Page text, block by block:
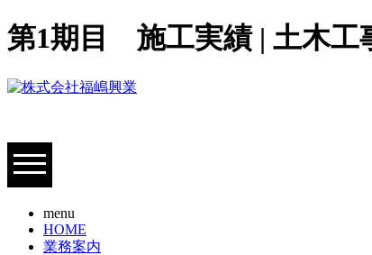
第1期目 施工実績 | 土木工
menu
HOME
業務案内